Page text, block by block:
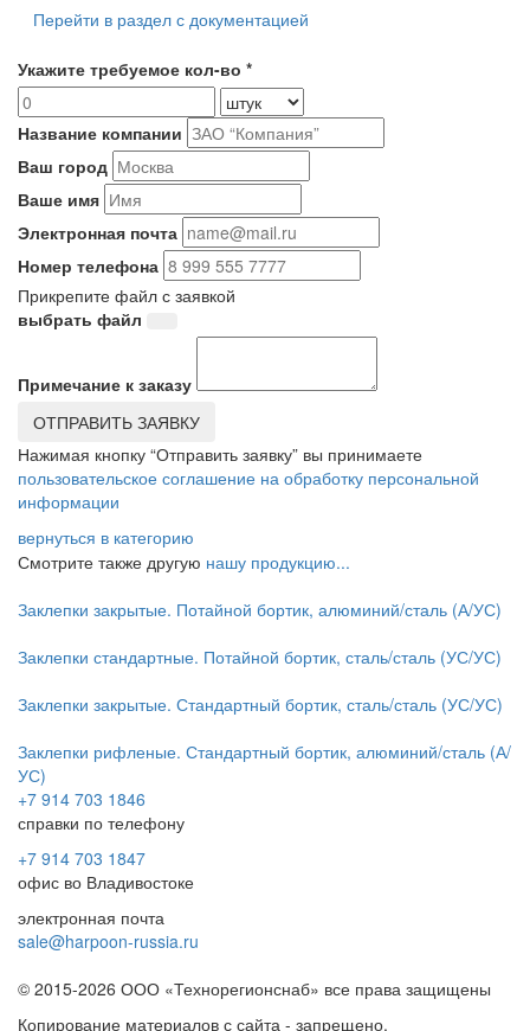
Перейти в раздел с документацией
Укажите требуемое кол-во *
Название компании
Ваш город
Ваше имя
Электронная почта
Номер телефона
Прикрепите файл с заявкой
выбрать файл
Примечание к заказу
ОТПРАВИТЬ ЗАЯВКУ
Нажимая кнопку “Отправить заявку” вы принимаете
пользовательское соглашение на обработку персональной
информации
вернуться в категорию
Смотрите также другую нашу продукцию...
Заклепки закрытые. Потайной бортик, алюминий/сталь (А/УС)
Заклепки стандартные. Потайной бортик, сталь/сталь (УС/УС)
Заклепки закрытые. Стандартный бортик, сталь/сталь (УС/УС)
Заклепки рифленые. Стандартный бортик, алюминий/сталь (А/
УС)
+7 914 703 1846
справки по телефону
+7 914 703 1847
офис во Владивостоке
электронная почта
sale@harpoon-russia.ru
© 2015-2026 ООО «Технорегионснаб» все права защищены
Копирование материалов с сайта - запрещено.